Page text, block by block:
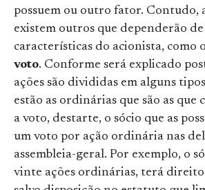
possuem ou outro fator. Contudo,
existem outros que dependerão
características do acionista, como o
voto. Conforme será explicado
ações são divididas em alguns
estão as ordinárias que são as
a voto, destarte, o sócio que as
um voto por ação ordinária nas
assembleia-geral. Por exemplo, o
vinte ações ordinárias, terá